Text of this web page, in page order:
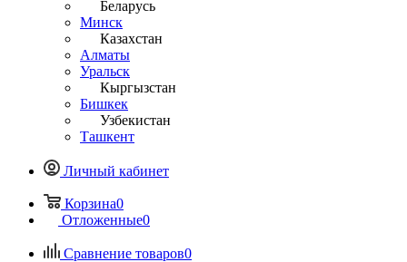
Беларусь
Минск
Казахстан
Алматы
Уральск
Кыргызстан
Бишкек
Узбекистан
Ташкент
Личный кабинет
Корзина0
Отложенные0
Сравнение товаров0